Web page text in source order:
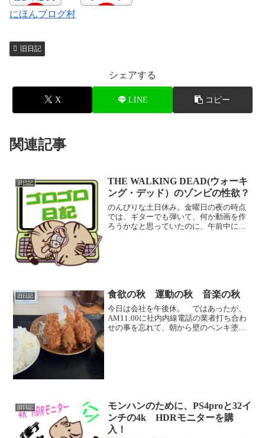
にほんブログ村
旧日記
シェアする
X LINE コピー
関連記事
旧日記
THE WALKING DEAD(ウォーキ
ング・デッド）のゾンビの性欲？
のんびりな土日休み。金曜日の夜の時点
では、ギターでも弾いて、何か動画を作
ろうかなと思っていたのに、午前中にゴ
旧日記 食欲の秋 運動の秋 音楽の秋
今日は会社を午後休。 ではあったが、
AM11:00に社内内線電話の業者打ち合わ
せの事を忘れて、朝から壁のペンキ塗り
旧日記
モンハンのために、PS4proと32イ
ンチの4k HDRモニターを購
入！